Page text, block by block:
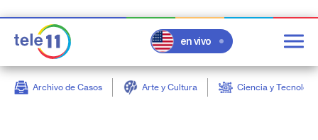
en vivo
Archivo de Casos Arte y Cultura Ciencia y
post